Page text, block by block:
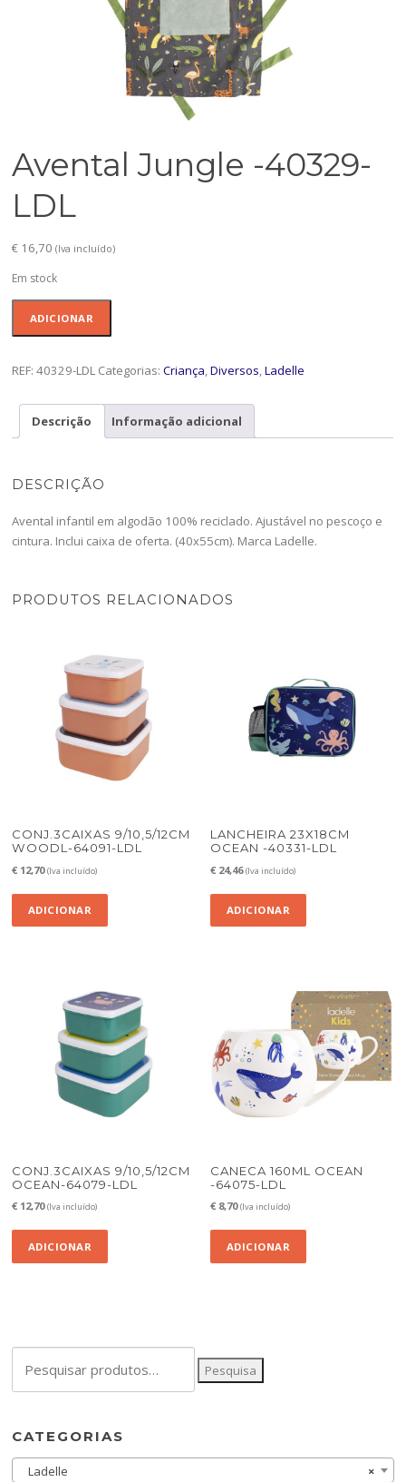
Avental Jungle -40329-
LDL
€ 16,70 (Iva incluído)
Em stock
Jungle
LDL
ADICIONAR
REF:40329-LDL Categorias:Criança,Diversos,Ladelle
Descrição Informação adicional
DESCRIÇÃO
Avental infantil em algodão 100% reciclado. Ajustável no pescoço e
cintura. Inclui caixa de oferta. (40x55cm). Marca Ladelle.
PRODUTOS RELACIONADOS
CONJ.3CAIXAS 9/10,5/12CM
WOODL-64091-LDL
€ 12,70 (Iva incluído)
ADICIONAR
LANCHEIRA 23X18CM
OCEAN -40331-LDL
€ 24,46 (Iva incluído)
ADICIONAR
CONJ.3CAIXAS 9/10,5/12CM
OCEAN-64079-LDL
€ 12,70 (Iva incluído)
ADICIONAR
CANECA 160ML OCEAN
-64075-LDL
€ 8,70 (Iva incluído)
ADICIONAR
por:
Pesquisa
CATEGORIAS
×
Ladelle